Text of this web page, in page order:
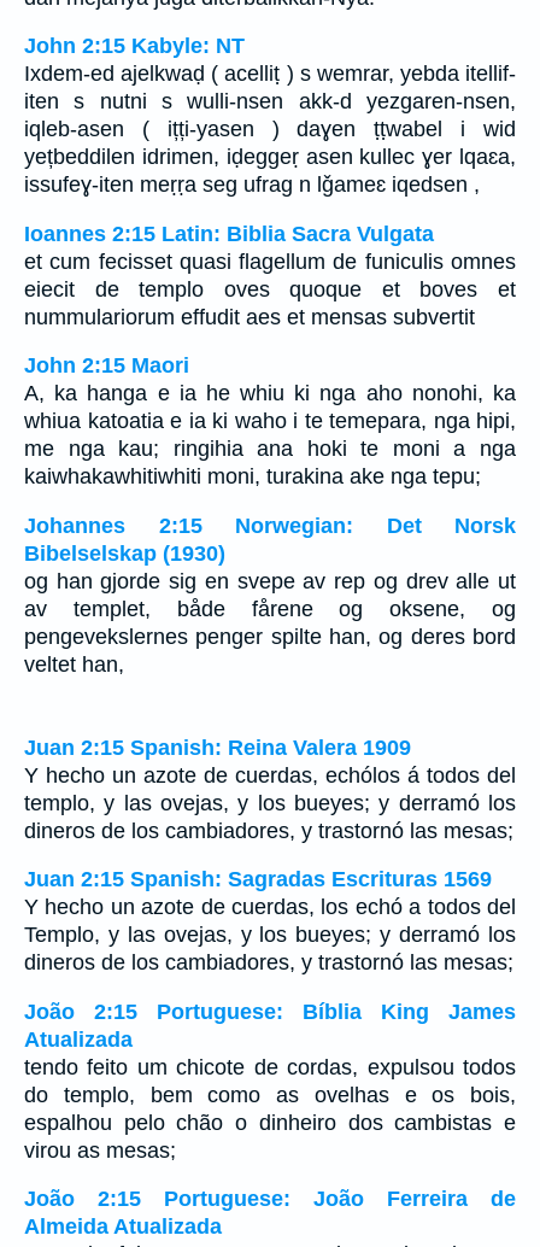
John 2:15 Kabyle: NT
Ixdem-ed ajelkwaḍ ( acelliṭ ) s wemrar, yebda itellif-
iten s nutni s wulli-nsen akk-d yezgaren-nsen,
iqleb-asen ( ițți-yasen ) daɣen ṭṭwabel i wid
yețbeddilen idrimen, iḍeggeṛ asen kullec ɣer lqaɛa,
issufeɣ-iten meṛṛa seg ufrag n lǧameɛ iqedsen ,
Ioannes 2:15 Latin: Biblia Sacra Vulgata
et cum fecisset quasi flagellum de funiculis omnes
eiecit de templo oves quoque et boves et
nummulariorum effudit aes et mensas subvertit
John 2:15 Maori
A, ka hanga e ia he whiu ki nga aho nonohi, ka
whiua katoatia e ia ki waho i te temepara, nga hipi,
me nga kau; ringihia ana hoki te moni a nga
kaiwhakawhitiwhiti moni, turakina ake nga tepu;
Johannes 2:15 Norwegian: Det Norsk
Bibelselskap (1930)
og han gjorde sig en svepe av rep og drev alle ut
av templet, både fårene og oksene, og
pengevekslernes penger spilte han, og deres bord
veltet han,
Juan 2:15 Spanish: Reina Valera 1909
Y hecho un azote de cuerdas, echólos á todos del
templo, y las ovejas, y los bueyes; y derramó los
dineros de los cambiadores, y trastornó las mesas;
Juan 2:15 Spanish: Sagradas Escrituras 1569
Y hecho un azote de cuerdas, los echó a todos del
Templo, y las ovejas, y los bueyes; y derramó los
dineros de los cambiadores, y trastornó las mesas;
João 2:15 Portuguese: Bíblia King James
Atualizada
tendo feito um chicote de cordas, expulsou todos
do templo, bem como as ovelhas e os bois,
espalhou pelo chão o dinheiro dos cambistas e
virou as mesas;
João 2:15 Portuguese: João Ferreira de
Almeida Atualizada